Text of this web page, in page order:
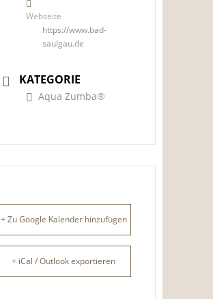
Webseite
https://www.bad-
saulgau.de
KATEGORIE
Aqua Zumba®
+ Zu Google Kalender hinzufügen
+ iCal / Outlook exportieren